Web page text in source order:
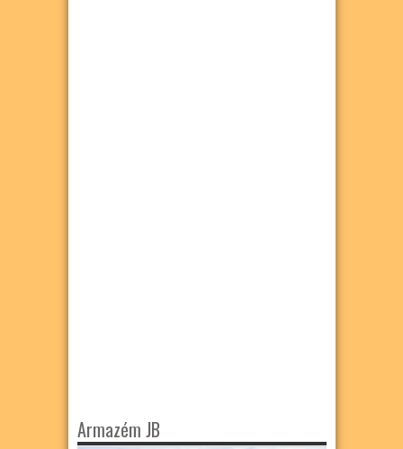
Armazém JB